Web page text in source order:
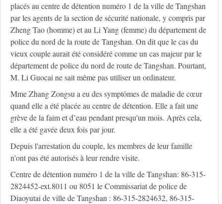
placés au centre de détention numéro 1 de la ville de Tangshan
par les agents de la section de sécurité nationale, y compris par
Zheng Tao (homme) et au Li Yang (femme) du département de
police du nord de la route de Tangshan. On dit que le cas du
vieux couple aurait été considéré comme un cas majeur par le
département de police du nord de route de Tangshan. Pourtant,
M. Li Guocai ne sait même pas utiliser un ordinateur.
Mme Zhang Zongsu a eu des symptômes de maladie de cœur
quand elle a été placée au centre de détention. Elle a fait une
grève de la faim et d’eau pendant presqu'un mois. Après cela,
elle a été gavée deux fois par jour.
Depuis l'arrestation du couple, les membres de leur famille
n'ont pas été autorisés à leur rendre visite.
Centre de détention numéro 1 de la ville de Tangshan: 86-315-
2824452-ext.8011 ou 8051 le Commissariat de police de
Diaoyutai de ville de Tangshan : 86-315-2824632, 86-315-